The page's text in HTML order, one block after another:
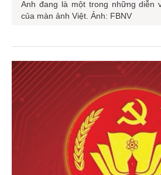
Anh đang là một trong những diễn
của màn ảnh Việt. Ảnh: FBNV